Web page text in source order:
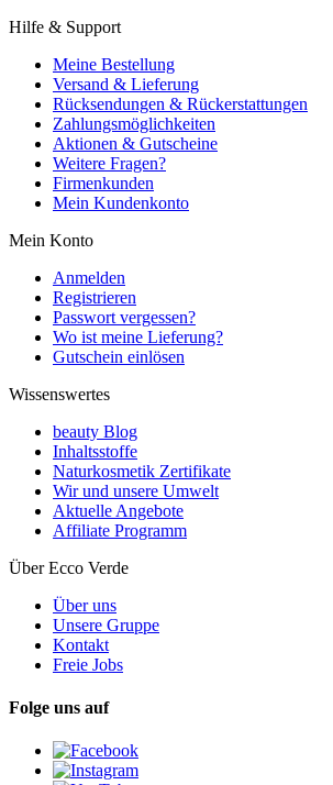
Hilfe & Support
Meine Bestellung
Versand & Lieferung
Rücksendungen & Rückerstattungen
Zahlungsmöglichkeiten
Aktionen & Gutscheine
Weitere Fragen?
Firmenkunden
Mein Kundenkonto
Mein Konto
Anmelden
Registrieren
Passwort vergessen?
Wo ist meine Lieferung?
Gutschein einlösen
Wissenswertes
beauty Blog
Inhaltsstoffe
Naturkosmetik Zertifikate
Wir und unsere Umwelt
Aktuelle Angebote
Affiliate Programm
Über Ecco Verde
Über uns
Unsere Gruppe
Kontakt
Freie Jobs
Folge uns auf